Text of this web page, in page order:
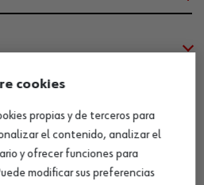
cookies
propias y de terceros para
el contenido, analizar el
y ofrecer funciones para
modificar sus preferencias